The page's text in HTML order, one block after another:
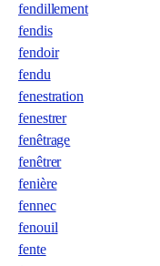
fendillement
fendis
fendoir
fendu
fenestration
fenestrer
fenêtrage
fenêtrer
fenière
fennec
fenouil
fente